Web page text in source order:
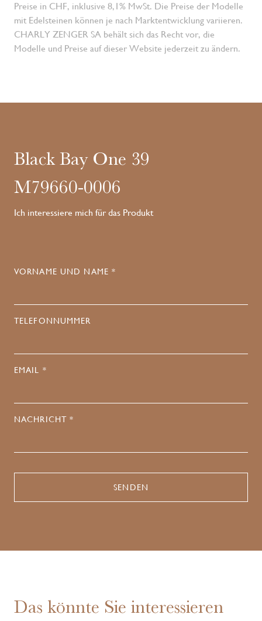
Preise in CHF, inklusive 8,1% MwSt. Die Preise der Modelle
mit Edelsteinen können je nach Marktentwicklung variieren.
CHARLY ZENGER SA behält sich das Recht vor, die
Modelle und Preise auf dieser Website jederzeit zu ändern.
Black Bay One 39
M79660-0006
Ich interessiere mich für das Produkt
VORNAME UND NAME *
TELEFONNUMMER
EMAIL *
NACHRICHT *
Das könnte Sie interessieren